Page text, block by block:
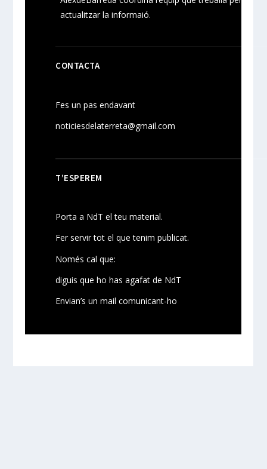
actualitzar la informaió.
CONTACTA
Fes un pas endavant
noticiesdelaterreta@gmail.com
T’ESPEREM
Porta a NdT el teu material.
Fer servir tot el que tenim publicat.
Només cal que:
diguis que ho has agafat de NdT
Envian’s un mail comunicant-ho